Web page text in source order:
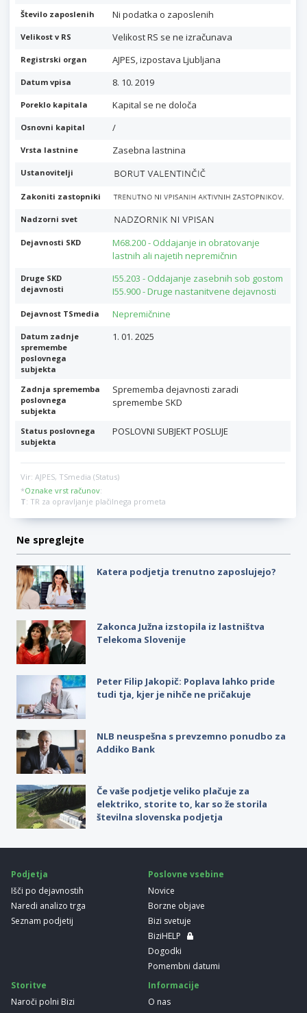
Število zaposlenih Ni podatka o zaposlenih
Velikost v RS Velikost RS se ne izračunava
Registrski organ AJPES, izpostava Ljubljana
Datum vpisa 8. 10. 2019
Poreklo kapitala Kapital se ne določa
Osnovni kapital /
Vrsta lastnine Zasebna lastnina
Ustanovitelji
Zakoniti zastopniki
Nadzorni svet
Dejavnosti SKD
M68.200 - Oddajanje in obratovanje
lastnih ali najetih nepremičnin
Druge SKD
dejavnosti
I55.203 - Oddajanje zasebnih sob gostom
I55.900 - Druge nastanitvene dejavnosti
Dejavnost TSmedia Nepremičnine
Datum zadnje
spremembe
poslovnega
subjekta
1. 01. 2025
Zadnja sprememba
poslovnega
subjekta
Sprememba dejavnosti zaradi
spremembe SKD
Status poslovnega
subjekta
POSLOVNI SUBJEKT POSLUJE
Vir: AJPES, TSmedia (Status)
*Oznake vrst računov:
T: TR za opravljanje plačilnega prometa
Ne spreglejte
Katera podjetja trenutno zaposlujejo?
Zakonca Južna izstopila iz lastništva
Telekoma Slovenije
Peter Filip Jakopič: Poplava lahko pride
tudi tja, kjer je nihče ne pričakuje
NLB neuspešna s prevzemno ponudbo za
Addiko Bank
Če vaše podjetje veliko plačuje za
elektriko, storite to, kar so že storila
številna slovenska podjetja
Podjetja
Išči po dejavnostih
Naredi analizo trga
Seznam podjetij
Poslovne vsebine
Novice
Borzne objave
Bizi svetuje
BiziHELP
Dogodki
Pomembni datumi
Storitve
Naroči polni Bizi
Informacije
O nas